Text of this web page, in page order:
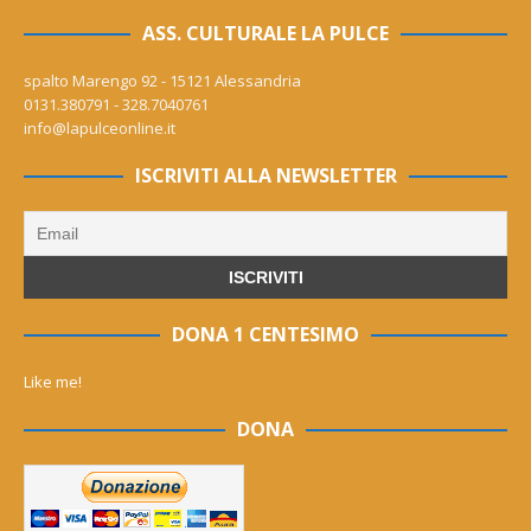
ASS. CULTURALE LA PULCE
spalto Marengo 92 - 15121 Alessandria
0131.380791 - 328.7040761
info@lapulceonline.it
ISCRIVITI ALLA NEWSLETTER
DONA 1 CENTESIMO
Like me!
DONA